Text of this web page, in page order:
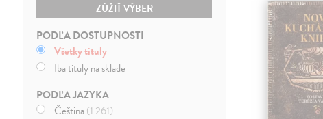
ZÚŽIŤ VÝBER
PODĽA DOSTUPNOSTI
Všetky tituly
Iba tituly na sklade
PODĽA JAZYKA
Čeština(1 261)